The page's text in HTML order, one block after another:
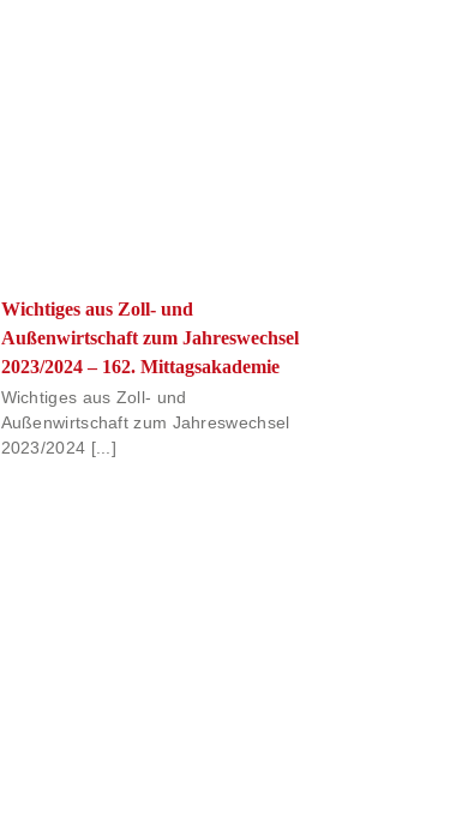
Wichtiges aus Zoll- und
Außenwirtschaft zum Jahreswechsel
2023/2024 – 162. Mittagsakademie
Wichtiges aus Zoll- und
Außenwirtschaft zum Jahreswechsel
2023/2024 [...]